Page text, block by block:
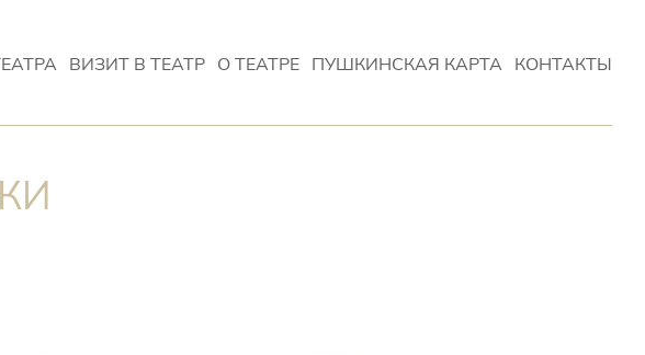
ВИЗИТ В ТЕАТР О ТЕАТРЕ ПУШКИНСКАЯ КАРТА КОНТАКТЫ